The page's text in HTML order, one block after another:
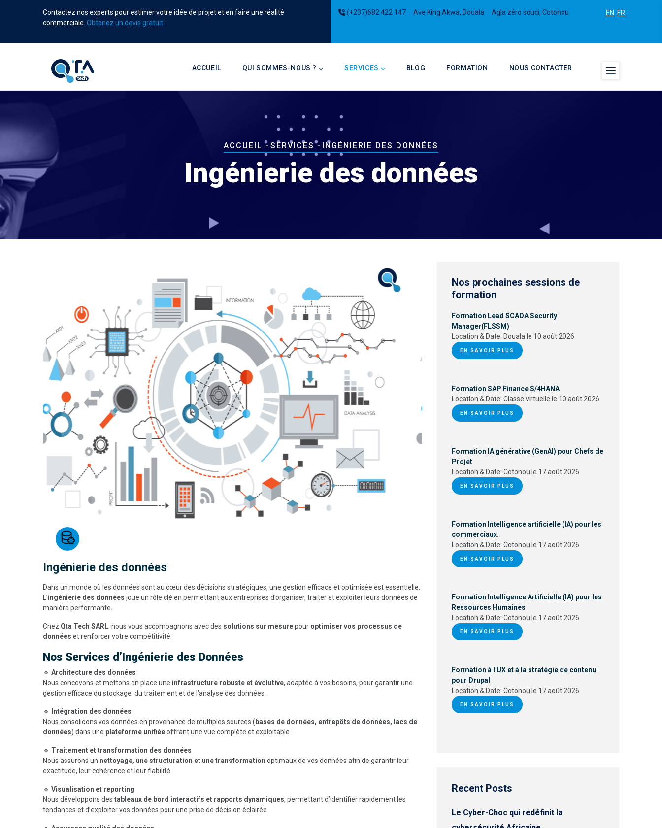
Contactez nos experts pour estimer votre idée de projet et en faire une réalité
commerciale. Obtenez un devis gratuit.
(+237)682 422 147 Ave King Akwa, Douala Agla zéro souci, Cotonou EN FR
ACCUEIL QUI SOMMES-NOUS ? SERVICES BLOG FORMATION NOUS CONTACTER
Fil
d'Ariane
ACCUEIL - SERVICES - INGÉNIERIE DES DONNÉES
Ingénierie des données
Ingénierie des données
Dans un monde où les données sont au cœur des décisions stratégiques, une gestion efficace et optimisée est essentielle.
L’ingénierie des données joue un rôle clé en permettant aux entreprises d’organiser, traiter et exploiter leurs données de
manière performante.
Chez Qta Tech SARL, nous vous accompagnons avec des solutions sur mesurepour optimiser vos processus de
données et renforcer votre compétitivité.
Nos Services d’Ingénierie des Données
🔹 Architecture des données
Nous concevons et mettons en place une infrastructure robuste et évolutive, adaptée à vos besoins, pour garantir une
gestion efficace du stockage, du traitement et de l’analyse des données.
🔹
Intégration des données
Nous consolidons vos données en provenance de multiples sources ( bases de données, entrepôts de données, lacs de
données) dans une plateforme unifiéeoffrant une vue complète et exploitable.
🔹 Traitement et transformation des données
Nous assurons un nettoyage, une structuration et une transformation optimaux de vos données afin de garantir leur
exactitude, leur cohérence et leur fiabilité.
🔹 Visualisation et reporting
Nous développons des tableaux de bord interactifs et rapports dynamiques, permettant d’identifier rapidement les
tendances et d’exploiter vos données pour une prise de décision éclairée.
Nos prochaines sessions de
formation
Formation Lead SCADA Security
Manager(FLSSM)
Location & Date: Douala le 10 août 2026
EN SAVOIR PLUS
Formation SAP Finance S/4HANA
Location & Date: Classe virtuelle le 10 août 2026
EN SAVOIR PLUS
Formation IA générative (GenAI) pour Chefs de
Projet
Location & Date: Cotonou le 17 août 2026
EN SAVOIR PLUS
Formation Intelligence artificielle (IA) pour les
commerciaux.
Location & Date: Cotonou le 17 août 2026
EN SAVOIR PLUS
Formation Intelligence Artificielle (IA) pour les
Ressources Humaines
Location & Date: Cotonou le 17 août 2026
EN SAVOIR PLUS
Formation à l'UX et à la stratégie de contenu
pour Drupal
Location & Date: Cotonou le 17 août 2026
EN SAVOIR PLUS
Recent Posts
Le Cyber-Choc qui redéfinit la